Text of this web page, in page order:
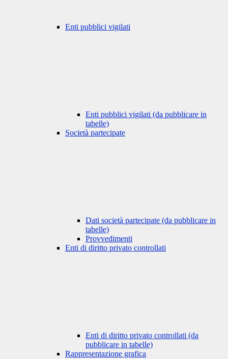
Enti pubblici vigilati
Enti pubblici vigilati (da pubblicare in
tabelle)
Società partecipate
Dati società partecipate (da pubblicare in
tabelle)
Provvedimenti
Enti di diritto privato controllati
Enti di diritto privato controllati (da
pubblicare in tabelle)
Rappresentazione grafica